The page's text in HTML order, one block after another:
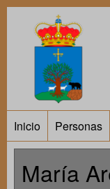
Inicio Personas
María